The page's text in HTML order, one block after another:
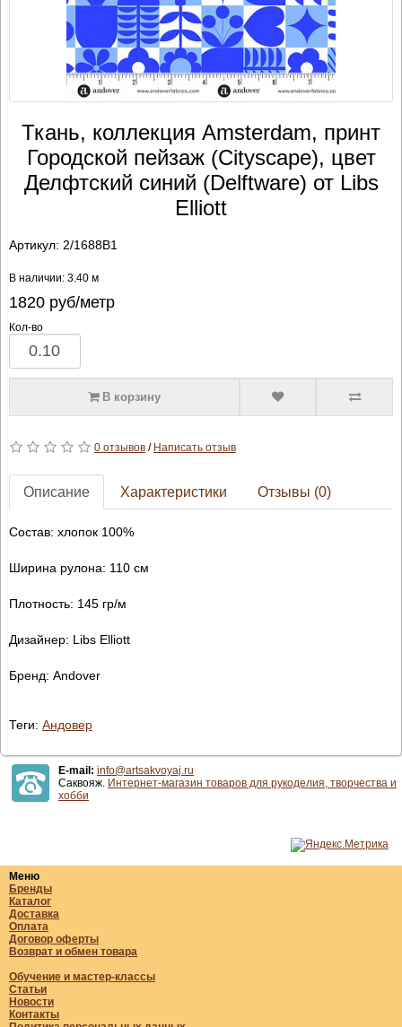
Ткань, коллекция Amsterdam, принт
Городской пейзаж (Cityscape), цвет
Делфтский синий (Delftware) от Libs
Elliott
Артикул: 2/1688B1
В наличии: 3.40 м
1820руб/метр
Кол-во
В корзину
0 отзывов/ Написать отзыв
Описание Характеристики Отзывы (0)
Состав: хлопок 100%
Ширина рулона: 110 см
Плотность: 145 гр/м
Дизайнер: Libs Elliott
Бренд: Andover
Теги: Андовер
E-mail: info@artsakvoyaj.ru
Саквояж. Интернет-магазин товаров для рукоделия, творчества и
хобби
Меню
Бренды
Каталог
Доставка
Оплата
Договор оферты
Возврат и обмен товара
Обучение и мастер-классы
Статьи
Новости
Контакты